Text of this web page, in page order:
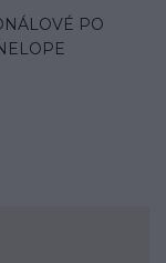
PO